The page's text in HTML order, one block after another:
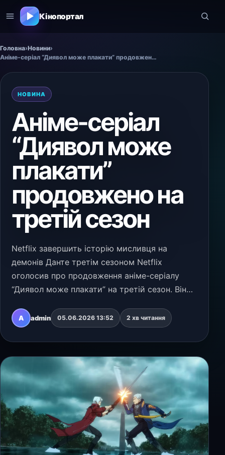
Кінопортал
Головна›Новини›
Аніме-серіал “Диявол може плакати” продовжено на третій сезон
НОВИНА
Аніме-серіал
“Диявол може
плакати”
продовжено на
третій сезон
Netflix завершить історію мисливця на
демонів Данте третім сезоном Netflix
оголосив про продовження аніме-серіалу
“Диявол може плакати” на третій сезон. Він
на культовій серії відеоігор Capcom. Анонс
зробили на хвилі ус…
A admin 05.06.2026 13:52 2 хв читання